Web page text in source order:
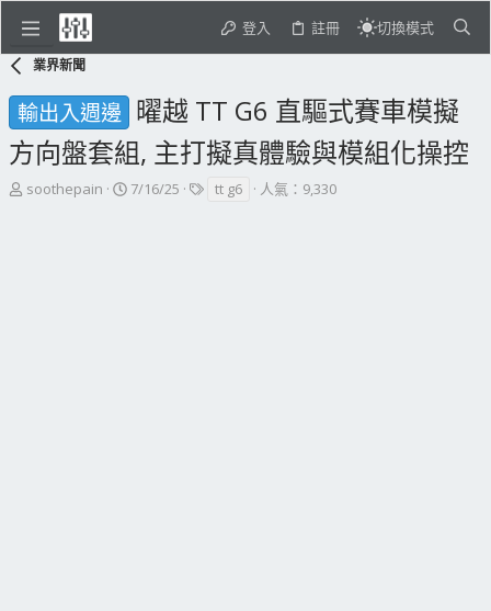
登入 註冊 切換模式
業界新聞
輸出入週邊 曜越 TT G6 直驅式賽車模擬
方向盤套組, 主打擬真體驗與模組化操控
主
soothepain
開
7/16/25
標
tt g6 人氣：9,330